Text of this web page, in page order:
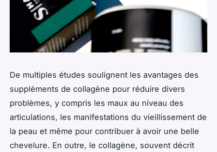
De multiples études soulignent les avantages des
suppléments de collagène pour réduire divers
problèmes, y compris les maux au niveau des
articulations, les manifestations du vieillissement de
la peau et même pour contribuer à avoir une belle
chevelure. En outre, le collagène, souvent décrit